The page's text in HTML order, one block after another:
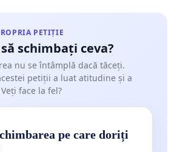
PETIȚIE
schimbați ceva?
nu se întâmplă dacă tăceți.
petiții a luat atitudine și a
face la fel?
pe care doriți